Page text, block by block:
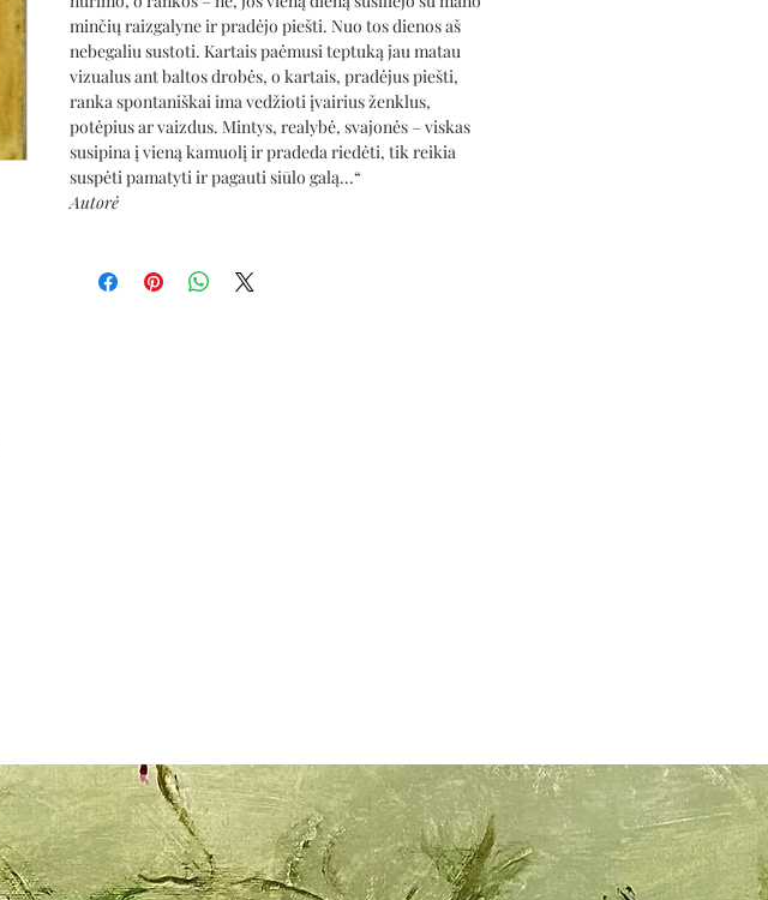
minčių raizgalyne ir pradėjo piešti. Nuo tos dienos aš
nebegaliu sustoti. Kartais paėmusi teptuką jau matau
vizualus ant baltos drobės, o kartais, pradėjus piešti,
ranka spontaniškai ima vedžioti įvairius ženklus,
potėpius ar vaizdus. Mintys, realybė, svajonės – viskas
susipina į vieną kamuolį ir pradeda riedėti, tik reikia
suspėti pamatyti ir pagauti siūlo galą...“
Autorė